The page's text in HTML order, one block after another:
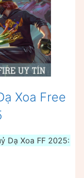
Xoa Free
Dạ Xoa FF 2025: